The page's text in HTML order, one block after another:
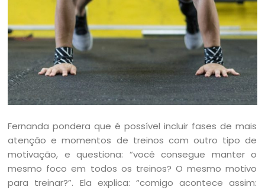
Fernanda pondera que é possível incluir fases de mais
atenção e momentos de treinos com outro tipo de
motivação, e questiona: “você consegue manter o
mesmo foco em todos os treinos? O mesmo motivo
para treinar?”. Ela explica: “comigo acontece assim: